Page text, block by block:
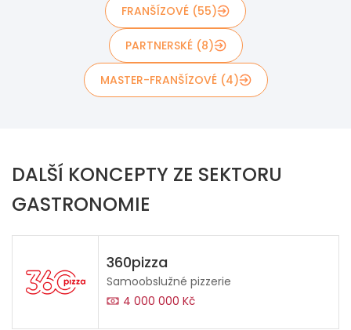
FRANŠÍZOVÉ (55)
PARTNERSKÉ (8)
MASTER-FRANŠÍZOVÉ (4)
DALŠÍ KONCEPTY ZE SEKTORU
GASTRONOMIE
360pizza
Samoobslužné pizzerie
4 000 000 Kč